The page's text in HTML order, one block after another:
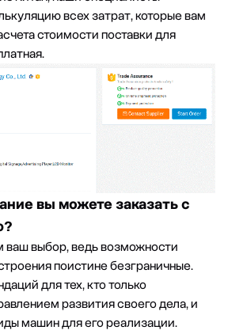
всех затрат, которые вам
стоимости поставки для
вы можете заказать с
ваш выбор, ведь возможности
поистине безграничные.
для тех, кто только
развития своего дела, и
машин для его реализации.